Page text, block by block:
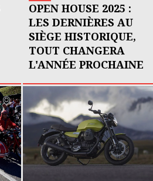
OPEN HOUSE 2025 :
LES DERNIÈRES AU
SIÈGE HISTORIQUE,
TOUT CHANGERA
L'ANNÉE PROCHAINE